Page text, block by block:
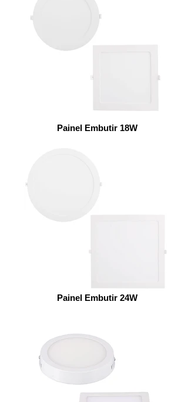
Painel Embutir 18W
Painel Embutir 24W